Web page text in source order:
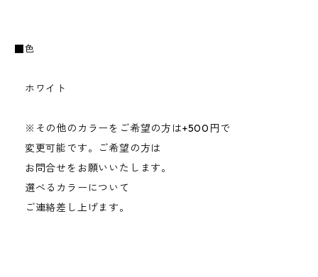
■色
ホワイト
※その他のカラーをご希望の方は+500円で
変更可能です。ご希望の方は
お問合せをお願いいたします。
選べるカラーについて
ご連絡差し上げます。